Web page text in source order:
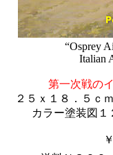
“Osprey
Italian
第一次戦の
２５ｘ１８．５ｃ
カラー塗装図